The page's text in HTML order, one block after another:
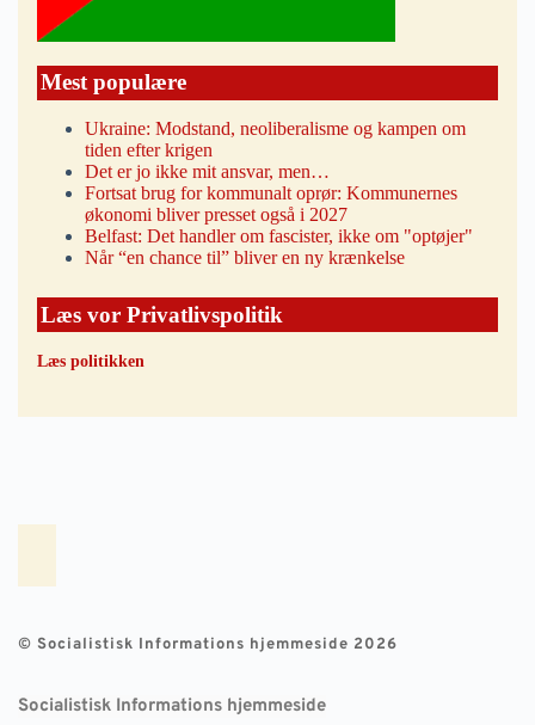
Mest populære
Ukraine: Modstand, neoliberalisme og kampen om
tiden efter krigen
Det er jo ikke mit ansvar, men…
Fortsat brug for kommunalt oprør: Kommunernes
økonomi bliver presset også i 2027
Belfast: Det handler om fascister, ikke om "optøjer"
Når “en chance til” bliver en ny krænkelse
Læs vor Privatlivspolitik
Læs politikken
© Socialistisk Informations hjemmeside 2026
Socialistisk Informations hjemmeside